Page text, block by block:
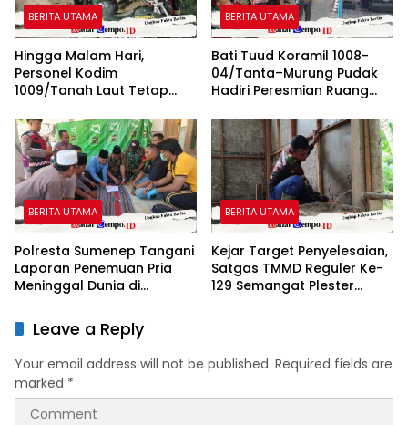
BERITA UTAMA
Hingga Malam Hari,
Personel Kodim
1009/Tanah Laut Tetap
Lokasi
BERITA UTAMA
Bati Tuud Koramil 1008-
04/Tanta–Murung Pudak
Hadiri Peresmian Ruang
di Desa Padangin
BERITA UTAMA
Polresta Sumenep Tangani
Laporan Penemuan Pria
Meninggal Dunia di
BERITA UTAMA
Kejar Target Penyelesaian,
Satgas TMMD Reguler Ke-
129 Semangat Plester
Leave a Reply
Your email address will not be published. Required fields are
marked *